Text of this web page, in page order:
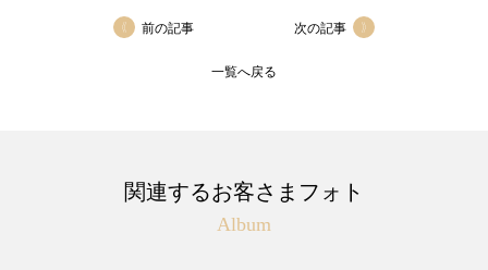
前の記事
一覧へ戻る
次の記事
関連するお客さまフォト
Album